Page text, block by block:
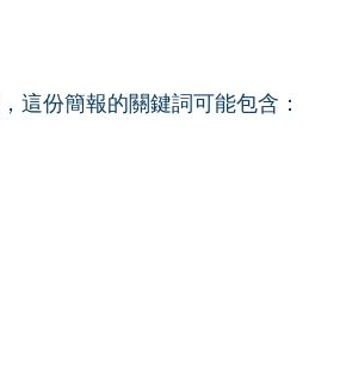
這份簡報的關鍵詞可能包含：